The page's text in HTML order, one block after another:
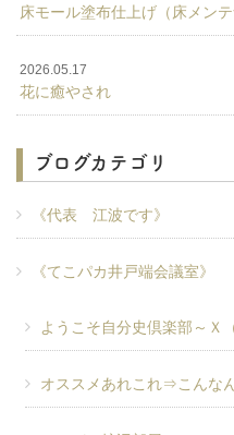
床モール塗布仕上げ（床メンテ
2026.05.17
花に癒やされ
ブログカテゴリ
《代表 江波です》
《てこパカ井戸端会議室》
ようこそ自分史倶楽部～Ｘ
オススメあれこれ⇒こんな